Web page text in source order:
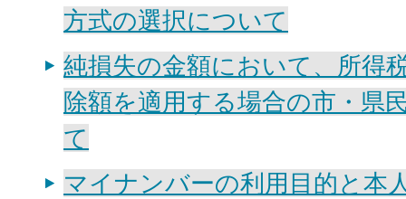
方式の選択について
純損失の金額において、所得
除額を適用する場合の市・県
て
マイナンバーの利用目的と本